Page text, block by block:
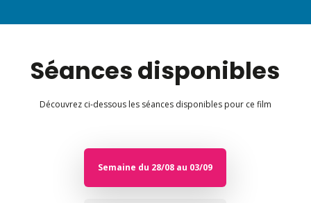
Séances disponibles
Découvrez ci-dessous les séances disponibles pour ce film
Semaine du 28/08 au 03/09